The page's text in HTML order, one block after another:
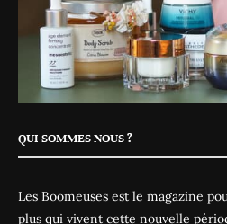
QUI SOMMES NOUS ?
Les Boomeuses est le magazine
plus qui vivent cette nouvelle